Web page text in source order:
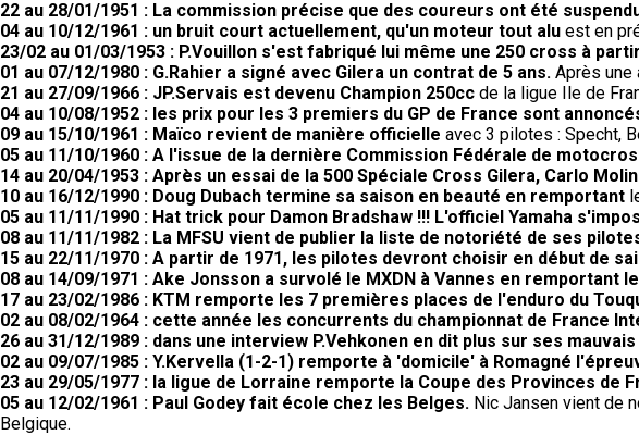
22 au 28/01/1951 : La commission précise que des coureurs ont été
04 au 10/12/1961 : un bruit court actuellement, qu'un moteur tout alu est en
23/02 au 01/03/1953 : P.Vouillon s'est fabriqué lui même une 250 cross à
01 au 07/12/1980 : G.Rahier a signé avec Gilera un contrat de 5 ans. Après une
21 au 27/09/1966 : JP.Servais est devenu Champion 250cc de la ligue Ile de
04 au 10/08/1952 : les prix pour les 3 premiers du GP de France sont
09 au 15/10/1961 : Maïco revient de manière officielle avec 3 pilotes : Specht,
05 au 11/10/1960 : A l'issue de la dernière Commission Fédérale de
14 au 20/04/1953 : Après un essai de la 500 Spéciale Cross Gilera, Carlo
10 au 16/12/1990 : Doug Dubach termine sa saison en beauté en remportant
05 au 11/11/1990 : Hat trick pour Damon Bradshaw !!! L'officiel Yamaha
08 au 11/11/1982 : La MFSU vient de publier la liste de notoriété de ses
15 au 22/11/1970 : A partir de 1971, les pilotes devront choisir en début de
08 au 14/09/1971 : Ake Jonsson a survolé le MXDN à Vannes en remportant
17 au 23/02/1986 : KTM remporte les 7 premières places de l'enduro du
02 au 08/02/1964 : cette année les concurrents du championnat de France
26 au 31/12/1989 : dans une interview P.Vehkonen en dit plus sur ses
02 au 09/07/1985 : Y.Kervella (1-2-1) remporte à 'domicile' à Romagné
23 au 29/05/1977 : la ligue de Lorraine remporte la Coupe des Provinces de
05 au 12/02/1961 : Paul Godey fait école chez les Belges. Nic Jansen vient de
Belgique.